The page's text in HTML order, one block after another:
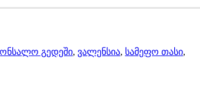
გედეში, ვალენსია, სამეფო თასი,